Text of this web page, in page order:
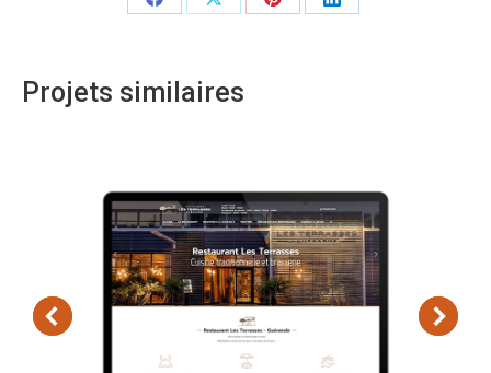
Share
Facebook
Share Share Share
Projets similaires